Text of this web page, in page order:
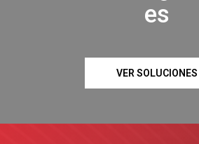
es
VER SOLUCIONES